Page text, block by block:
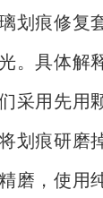
划痕修复
。具体解
采用先用
划痕研磨
磨，使用